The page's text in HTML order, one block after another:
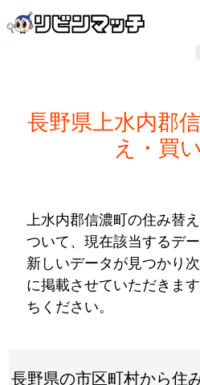
長野県上水内郡
え・買
上水内郡信濃町の住み替
ついて、現在該当するデ
新しいデータが見つかり
に掲載させていただきま
ちください。
長野県の市区町村から住